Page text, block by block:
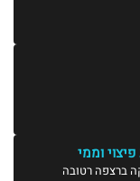
וממי
ברצפה רטובה